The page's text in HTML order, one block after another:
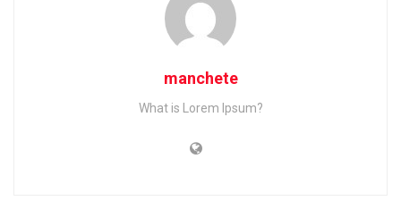
manchete
What is Lorem Ipsum?